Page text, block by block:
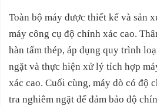
Toàn bộ máy được thiết kế và sản
máy công cụ độ chính xác cao.
hàn tấm thép, áp dụng quy trình
ngặt và thực hiện xử lý tích hợp
xác cao. Cuối cùng, máy dò có độ
tra nghiêm ngặt để đảm bảo độ